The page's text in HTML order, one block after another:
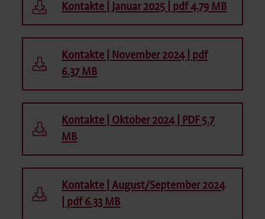
Kontakte | Januar 2025 | pdf 4.79 MB
Kontakte | November 2024 | pdf
6.37 MB
Kontakte | Oktober 2024 | PDF 5.7
MB
Kontakte | August/September 2024
| pdf 6.33 MB